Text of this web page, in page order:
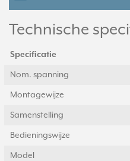
Technische
Specificatie
Nom. spanning
Montagewijze
Samenstelling
Bedieningswijze
Model